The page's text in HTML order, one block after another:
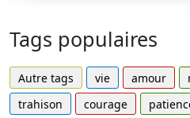
Tags populaires
Autre tags vie amour
trahison
courage